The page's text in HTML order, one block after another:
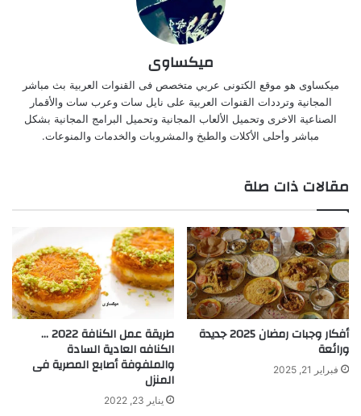
ميكساوى
ميكساوى هو موقع الكتونى عربي متخصص فى القنوات العربية بث مباشر
المجانية وترددات القنوات العربية على نايل سات وعرب سات والأقمار
الصناعية الاخرى وتحميل الألعاب المجانية وتحميل البرامج المجانية بشكل
مباشر وأحلى الأكلات والطبخ والمشروبات والخدمات والمنوعات.
مقالات ذات صلة
أفكار وجبات رمضان 2025 جديدة
ورائعة
فبراير 21, 2025
طريقة عمل الكنافة 2022 …
الكنافه العادية السادة
والملفوفة أصابع المصرية فى
المنزل
يناير 23, 2022